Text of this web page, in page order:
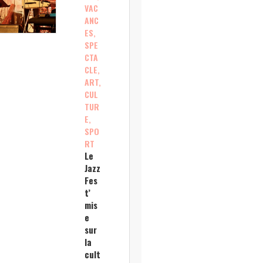
VAC
ANC
ES,
SPE
CTA
CLE,
ART,
CUL
TUR
E,
SPO
RT
Le
Jazz
Fes
t’
mis
e
sur
la
cult